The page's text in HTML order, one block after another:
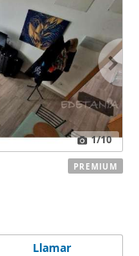
1/10
Llamar
PREMIUM